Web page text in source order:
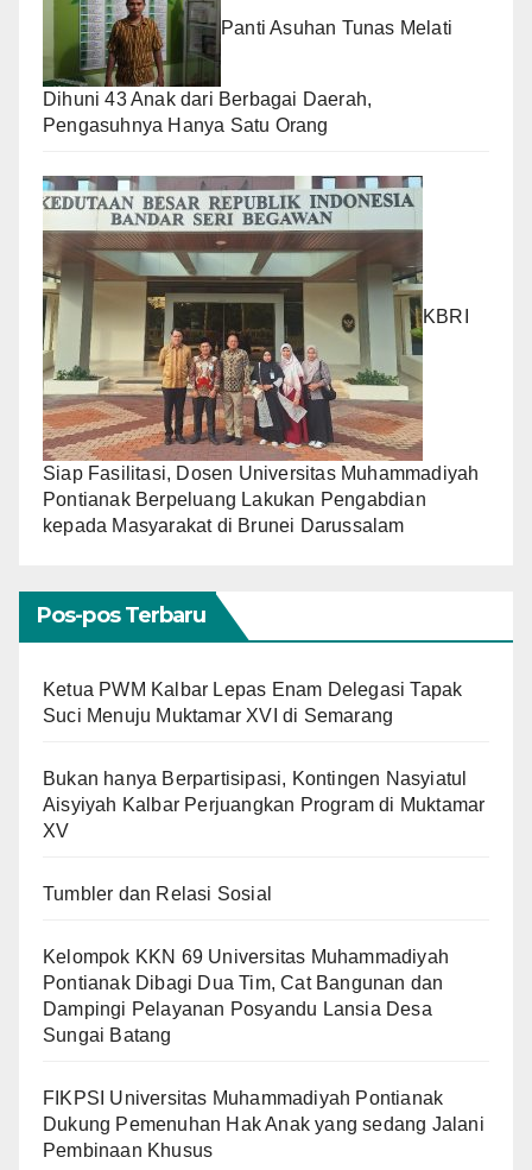
Panti Asuhan Tunas Melati
Dihuni 43 Anak dari Berbagai Daerah,
Pengasuhnya Hanya Satu Orang
KBRI
Siap Fasilitasi, Dosen Universitas Muhammadiyah
Pontianak Berpeluang Lakukan Pengabdian
kepada Masyarakat di Brunei Darussalam
Pos-pos Terbaru
Ketua PWM Kalbar Lepas Enam Delegasi Tapak
Suci Menuju Muktamar XVI di Semarang
Bukan hanya Berpartisipasi, Kontingen Nasyiatul
Aisyiyah Kalbar Perjuangkan Program di Muktamar
XV
Tumbler dan Relasi Sosial
Kelompok KKN 69 Universitas Muhammadiyah
Pontianak Dibagi Dua Tim, Cat Bangunan dan
Dampingi Pelayanan Posyandu Lansia Desa
Sungai Batang
FIKPSI Universitas Muhammadiyah Pontianak
Dukung Pemenuhan Hak Anak yang sedang Jalani
Pembinaan Khusus